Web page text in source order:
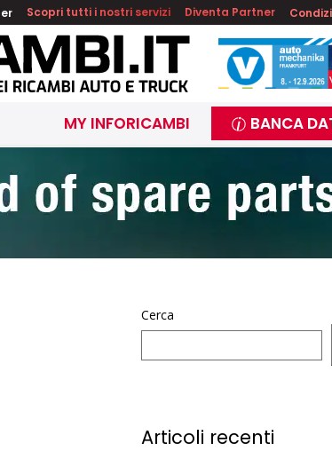
Scopri tutti i nostri servizi Diventa Partner
MY INFORICAMBI BANCA
Cerca
Articoli recenti